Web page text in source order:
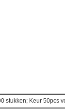
stukken; Keur 50pcs